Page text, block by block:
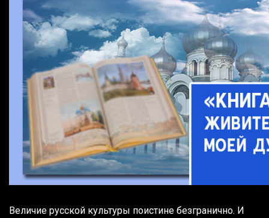
Величие русской культуры поистине безгранично. И